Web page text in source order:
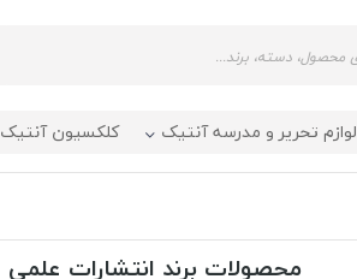
لوازم تحریر و مدرسه آنتیک کلکسیون آنتیک
محصولات برند انتشارات علمی